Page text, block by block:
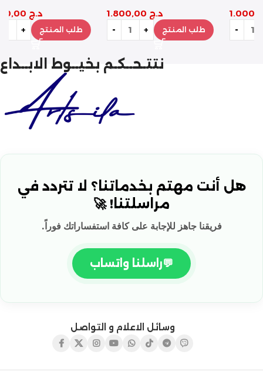
طلب المنتج طلب المنتج
نتتـحــكـم بخيــوط الابــداع
هل أنت مهتم بخدماتنا؟ لا تتردد في
مراسلتنا! 🚀
فريقنا جاهز للإجابة على كافة استفساراتك فوراً.
💬راسلنا واتساب
وسائل الاعلام و التواصل